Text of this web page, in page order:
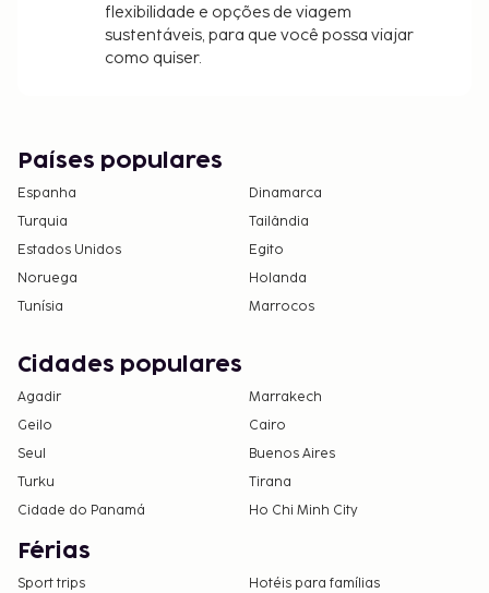
flexibilidade e opções de viagem
sustentáveis, para que você possa viajar
como quiser.
Países populares
Espanha
Dinamarca
Turquia
Tailândia
Estados Unidos
Egito
Noruega
Holanda
Tunísia
Marrocos
Cidades populares
Agadir
Marrakech
Geilo
Cairo
Seul
Buenos Aires
Turku
Tirana
Cidade do Panamá
Ho Chi Minh City
Férias
Sport trips Hotéis para famílias